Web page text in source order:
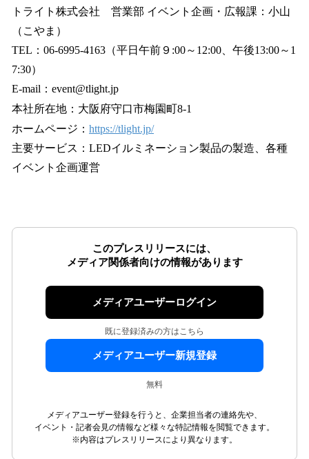
トライト株式会社 営業部 イベント企画・広報課：小山
（こやま）
TEL：06-6995-4163（平日午前９:00～12:00、午後13:00～1
7:30）
E-mail：event@tlight.jp
本社所在地：大阪府守口市梅園町8-1
ホームページ： https://tlight.jp/
主要サービス：LEDイルミネーション製品の製造、各種
イベント企画運営
このプレスリリースには、
メディア関係者向けの情報があります
メディアユーザーログイン
既に登録済みの方はこちら
メディアユーザー新規登録
無料
メディアユーザー登録を行うと、企業担当者の連絡先や、
イベント・記者会見の情報など様々な特記情報を閲覧できます。
※内容はプレスリリースにより異なります。